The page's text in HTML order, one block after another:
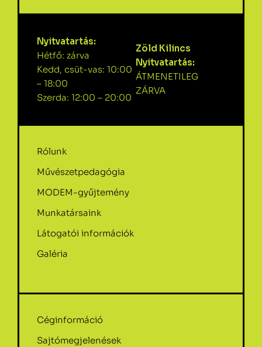
Nyitvatartás:
Hétfő: zárva
Kedd, csüt-vas: 10:00
– 18:00
Szerda: 12:00 – 20:00
Zöld Kilincs
Nyitvatartás:
ÁTMENETILEG
ZÁRVA
Rólunk
Művészetpedagógia
MODEM-gyűjtemény
Munkatársaink
Látogatói információk
Galéria
Céginformáció
Sajtómegjelenések